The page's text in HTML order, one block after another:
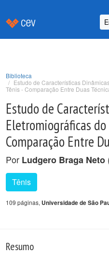
Biblioteca
Estudo de Características
Tênis - Comparação Entre Duas
Estudo de
Eletromiográficas do
Comparação Entre
Por Ludgero Braga Neto
Tênis
109 páginas, Universidade de São
Resumo